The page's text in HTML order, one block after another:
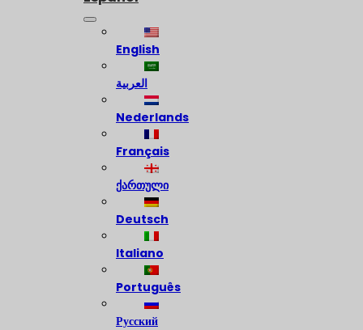
English
العربية
Nederlands
Français
ქართული
Deutsch
Italiano
Português
Русский